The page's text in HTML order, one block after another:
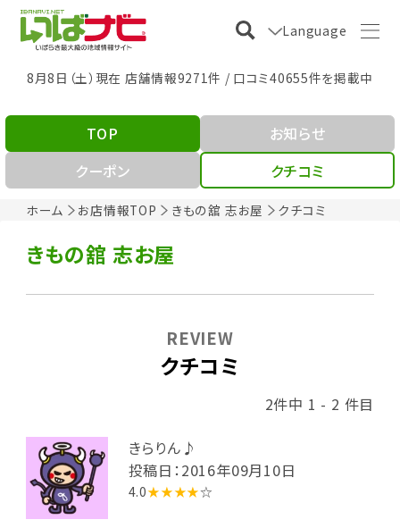
Language
8月8日（土）現在 店舗情報9271件 / 口コミ40655件を掲載中
ホーム お店情報TOP きもの舘 志お屋 クチコミ
TOP
お知らせ
クーポン
クチコミ
きもの舘 志お屋
クチコミ
REVIEW
2件中 1 - 2 件目
きらりん♪
投稿日：2016年09月10日
4.0★★★★☆